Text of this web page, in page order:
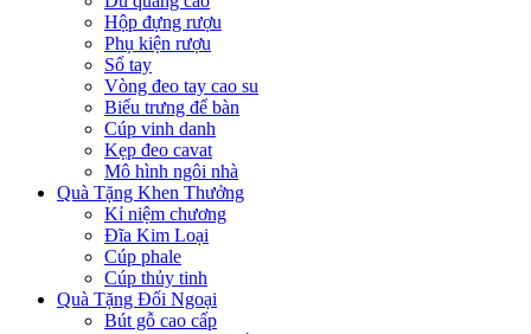
Hộp đựng rượu
Phụ kiện rượu
Sổ tay
Vòng đeo tay cao su
Biểu trưng để bàn
Cúp vinh danh
Kẹp đeo cavat
Mô hình ngôi nhà
Quà Tặng Khen Thưởng
Kỉ niệm chương
Đĩa Kim Loại
Cúp phale
Cúp thủy tinh
Quà Tặng Đối Ngoại
Bút gỗ cao cấp